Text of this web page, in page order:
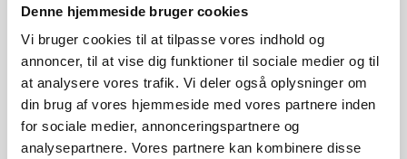
Denne hjemmeside bruger cookies
Vi bruger cookies til at tilpasse vores indhold og
annoncer, til at vise dig funktioner til sociale medier og til
at analysere vores trafik. Vi deler også oplysninger om
din brug af vores hjemmeside med vores partnere inden
for sociale medier, annonceringspartnere og
analysepartnere. Vores partnere kan kombinere disse
½ kg gulerødder
½ kg pastinak
½ kg persillerod eller selleri
2 tsk olivenolie
1 tsk timian
1 tsk paprika